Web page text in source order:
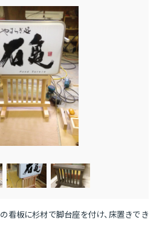
看板に杉材で脚台座を付け、床置きでき